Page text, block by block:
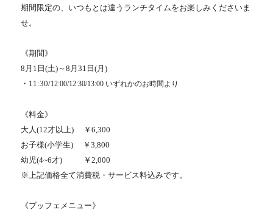
期間限定の、いつもとは違うランチタイムをお楽しみくださいま
せ。
《期間》
8月1日(土)～8月31日(月)
・11:30/12:00/12:30/13:00 いずれかのお時間より
《料金》
大人(12才以上) ￥6,300
お子様(小学生) ￥3,800
幼児(4~6才) ￥2,000
※上記価格全て消費税・サービス料込みです。
《ブッフェメニュー》